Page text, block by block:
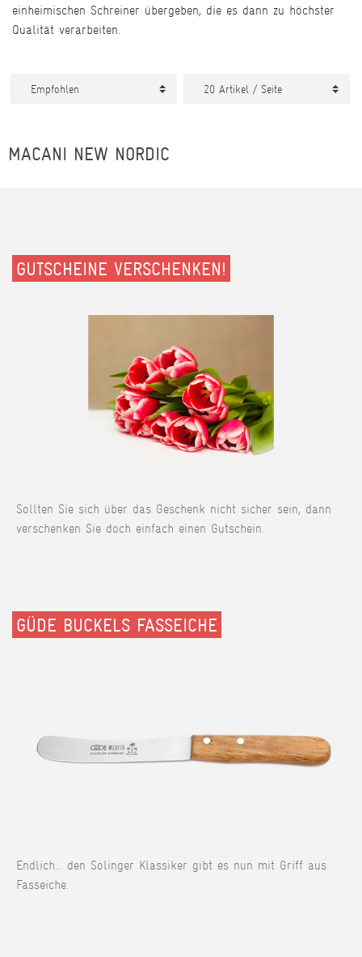
einheimischen Schreiner übergeben, die es dann zu höchster
Qualität verarbeiten.
MACANI NEW NORDIC
GUTSCHEINE VERSCHENKEN!
Sollten Sie sich über das Geschenk nicht sicher sein, dann
verschenken Sie doch einfach einen Gutschein.
GÜDE BUCKELS FASSEICHE
Endlich... den Solinger Klassiker gibt es nun mit Griff aus
Fasseiche.